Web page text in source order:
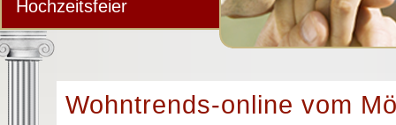
Hochzeitsfeier
Wohntrends-online vom